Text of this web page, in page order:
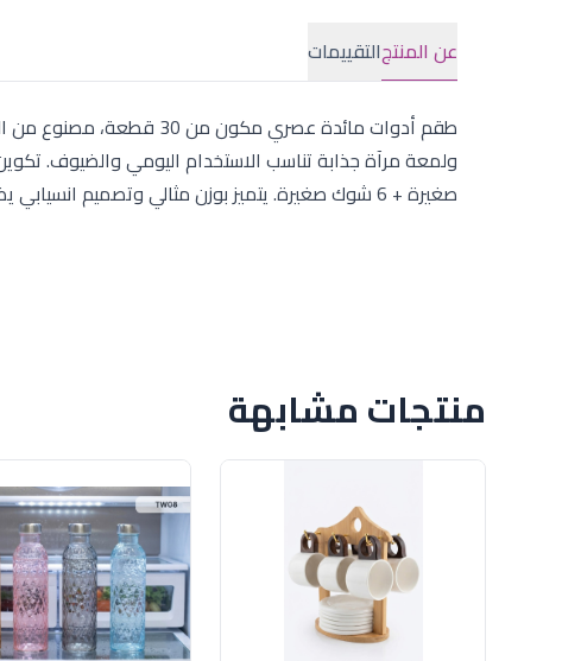
عن المنتجالتقييمات
طقم أدوات مائدة عصري
صغيرة + 6 شوك صغيرة. يتميز بوزن مثالي وتصميم انسيابي يضيف لمسة من الأناقة العصرية لمائدتك.
منتجات مشابهة